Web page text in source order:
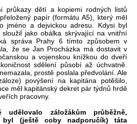
průkazy dětí a kopiemi rodných listů
papír (formátu A5), který měl
jméno a dejvickou adresu. Kdysi byl
jako obálka skrývající na vnitřní
správa Prahy 6 tímto způsobem v
že se Jan Procházka má dostavit v
a vojenskou knížkou do dveří
sdělení působí až úchvatně.
prostě poslala předvolání. Ale
povýšení na kapitána potěšilo,
měl kapitánský dekret pár týdnů hrdě
pracovny.
udělovalo záložákům průběžně,
byl (ještě coby nadporučík) táta